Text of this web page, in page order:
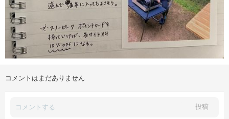
コメントはまだありません
投稿